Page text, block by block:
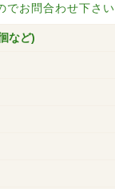
でお問合わせ下さい
など)